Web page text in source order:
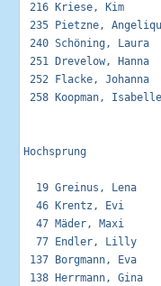
216 Kriese, Kim
235 Pietzne,
240 Schöning,
251 Drevelow,
252 Flacke,
258 Koopman,
Hochsprung
19 Greinus,
46 Krentz, Evi
47 Mäder, Maxi
77 Endler,
137 Borgmann,
138 Herrmann,